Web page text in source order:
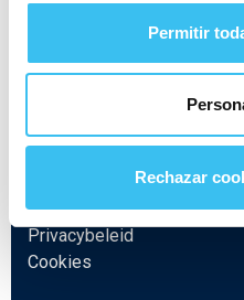
Permitir
Rechazar
Blog
Ethisch kanaal
Veelgestelde vragen
Algemene voorwaarden
Privacybeleid
Cookies